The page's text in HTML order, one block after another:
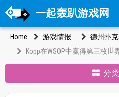
一起轰趴游戏网
Home 游戏情报
德州扑
Kopp在WSOP中赢得第三枚
分